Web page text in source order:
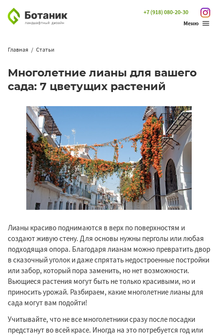
+7 (918) 080-20-30
Меню
Главная Статьи
Многолетние лианы для вашего
сада: 7 цветущих растений
Лианы красиво поднимаются в верх по поверхностям и
создают живую стену. Для основы нужны перголы или любая
подходящая опора. Благодаря лианам можно превратить двор
в сказочный уголок и даже спрятать недостроенные постройки
или забор, который пора заменить, но нет возможности.
Вьющиеся растения могут быть не только красивыми, но и
приносить урожай. Разбираем, какие многолетние лианы для
сада могут вам подойти!
Учитывайте, что не все многолетники сразу после посадки
предстанут во всей красе. Иногда на это потребуется год или